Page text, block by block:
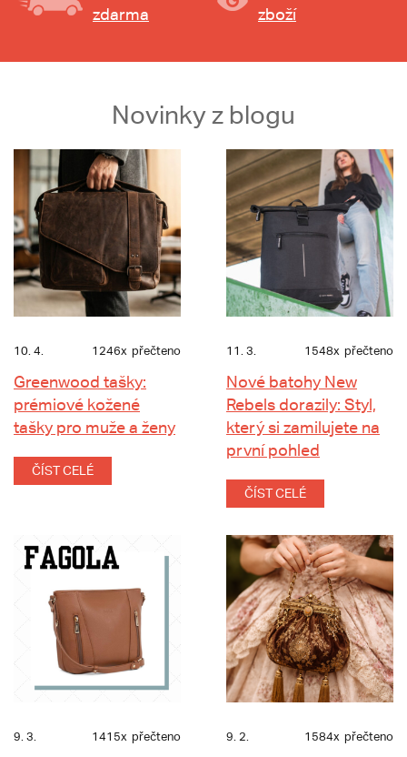
zdarma
zboží
Novinky z blogu
10. 4. 1246x přečteno
Greenwood tašky:
prémiové kožené
tašky pro muže a ženy
ČÍST CELÉ
11. 3. 1548x přečteno
Nové batohy New
Rebels dorazily: Styl,
který si zamilujete na
první pohled
ČÍST CELÉ
9. 3. 1415x přečteno 9. 2. 1584x přečteno